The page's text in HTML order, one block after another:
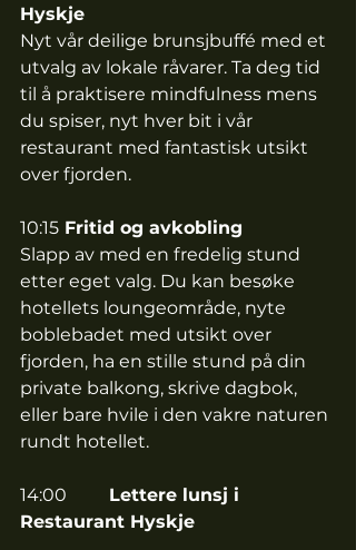
Hyskje
Nyt vår deilige brunsjbuffé med et
utvalg av lokale råvarer. Ta deg tid
til å praktisere mindfulness mens
du spiser, nyt hver bit i vår
restaurant med fantastisk utsikt
over fjorden.
Fritid og avkobling
Slapp av med en fredelig stund
etter eget valg. Du kan besøke
hotellets loungeområde, nyte
boblebadet med utsikt over
fjorden, ha en stille stund på din
private balkong, skrive dagbok,
eller bare hvile i den vakre naturen
rundt hotellet.
Lettere lunsj i
Restaurant Hyskje